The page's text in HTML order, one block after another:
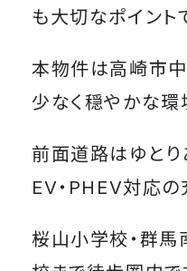
も大切なポイント
本物件は高崎市
少なく穏やかな環
前面道路はゆとり
EV・PHEV対応の
桜山小学校・群馬